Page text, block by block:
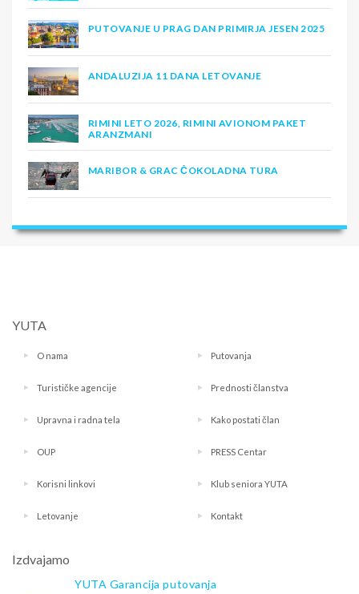
PUTOVANJE U PRAG DAN PRIMIRJA JESEN 2025
ANDALUZIJA 11 DANA LETOVANJE
RIMINI LETO 2026, RIMINI AVIONOM PAKET
ARANZMANI
MARIBOR & GRAC ČOKOLADNA TURA
YUTA
O nama Putovanja
Turističke agencije Prednosti članstva
Upravna i radna tela Kako postati član
OUP PRESS Centar
Korisni linkovi Klub seniora YUTA
Letovanje Kontakt
Izdvajamo
YUTA Garancija putovanja